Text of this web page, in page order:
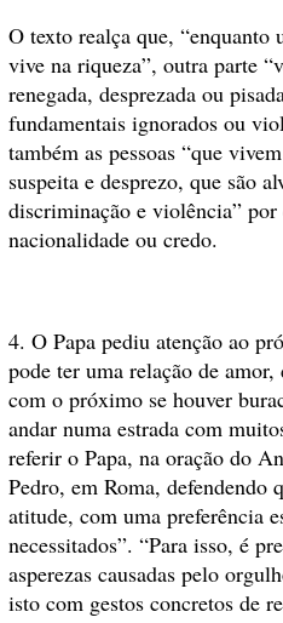
O texto realça que, “enquanto
vive na riqueza”, outra parte
renegada, desprezada ou
fundamentais ignorados ou
também as pessoas “que
suspeita e desprezo, que são
discriminação e violência” por
nacionalidade ou credo.
4. O Papa pediu atenção ao
pode ter uma relação de
com o próximo se houver
andar numa estrada com
referir o Papa, na oração do
Pedro, em Roma, defendendo
atitude, com uma preferência
necessitados”. “Para isso, é
asperezas causadas pelo
isto com gestos concretos de